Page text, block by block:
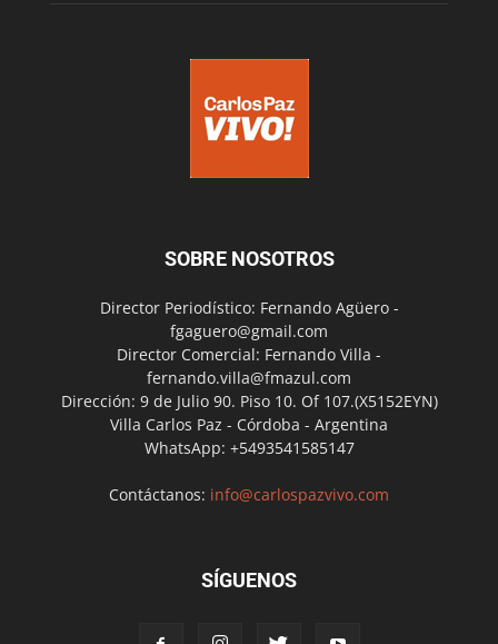
SOBRE NOSOTROS
Director Periodístico: Fernando Agüero -
fgaguero@gmail.com
Director Comercial: Fernando Villa -
fernando.villa@fmazul.com
Dirección: 9 de Julio 90. Piso 10. Of 107.(X5152EYN)
Villa Carlos Paz - Córdoba - Argentina
WhatsApp: +5493541585147
Contáctanos: info@carlospazvivo.com
SÍGUENOS